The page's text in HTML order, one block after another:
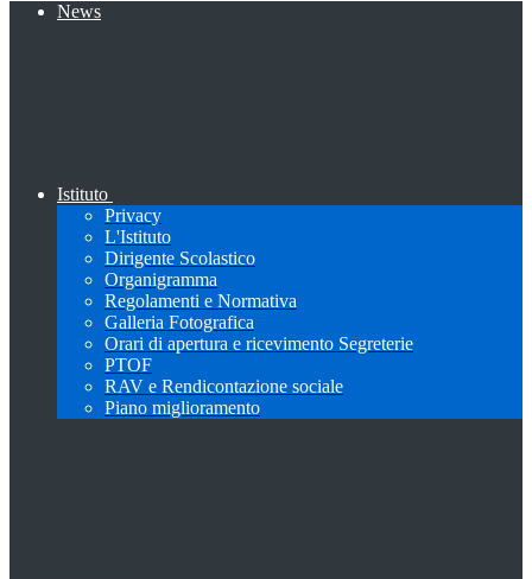
News
Istituto
Privacy
L'Istituto
Dirigente Scolastico
Organigramma
Regolamenti e Normativa
Galleria Fotografica
Orari di apertura e ricevimento Segreterie
PTOF
RAV e Rendicontazione sociale
Piano miglioramento